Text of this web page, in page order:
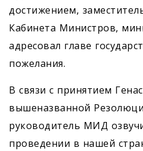
достижением,
Кабинета Министров,
адресовал главе
пожелания.
В связи с принятием
вышеназванной
руководитель МИД
проведении в нашей